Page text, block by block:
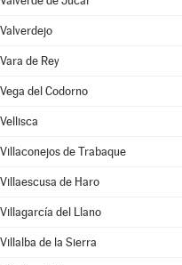
Valverdejo
Vara de Rey
Vega del Codorno
Vellisca
Villaconejos de Trabaque
Villaescusa de Haro
Villagarcía del Llano
Villalba de la Sierra